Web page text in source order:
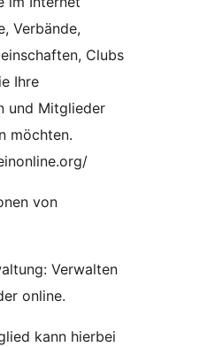
Verbände,
Clubs
Ihre
und Mitglieder
möchten.
von
Verwalten
online.
kann hierbei